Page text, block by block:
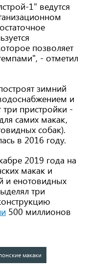
1" ведутся
позволяет
- отметил
зимний
и
три пристройки -
самих макак,
собак).
в 2016 году.
2019 года на
макак и
и енотовидных
три
500 миллионов
макаки